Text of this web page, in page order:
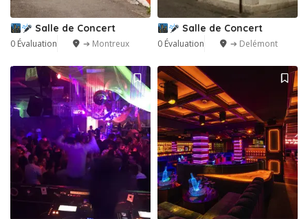
Salle de Concert
0 Évaluation ➔ Montreux
Salle de Concert
0 Évaluation ➔ Delémont